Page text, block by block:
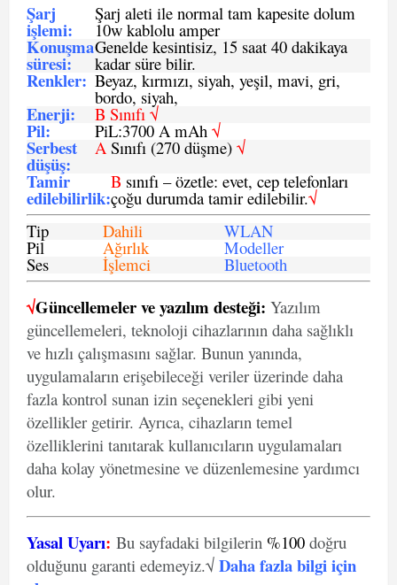
Şarj
işlemi:
Şarj aleti ile normal tam kapesite dolum
10w kablolu amper
Konuşma
süresi:
Genelde kesintisiz, 15 saat 40 dakikaya
kadar süre bilir.
Renkler: Beyaz, kırmızı, siyah, yeşil, mavi, gri,
bordo, siyah,
Enerji: B Sınıfı √
Pil: PiL:3700 A mAh √
Serbest
düşüş:
ASınıfı (270 düşme) √
Tamir
edilebilirlik:
B sınıfı – özetle: evet, cep telefonları
çoğu durumda tamir edilebilir.√
Tip
Dahili WLAN
Pil Ağırlık Modeller
Ses İşlemci Bluetooth
√Güncellemeler ve yazılım desteği: Yazılım
güncellemeleri, teknoloji cihazlarının daha sağlıklı
ve hızlı çalışmasını sağlar. Bunun yanında,
uygulamaların erişebileceği veriler üzerinde daha
fazla kontrol sunan izin seçenekleri gibi yeni
özellikler getirir. Ayrıca, cihazların temel
özelliklerini tanıtarak kullanıcıların uygulamaları
daha kolay yönetmesine ve düzenlemesine yardımcı
olur.
Yasal Uyarı: Bu sayfadaki bilgilerin %100 doğru
olduğunu garanti edemeyiz.√ Daha fazla bilgi için